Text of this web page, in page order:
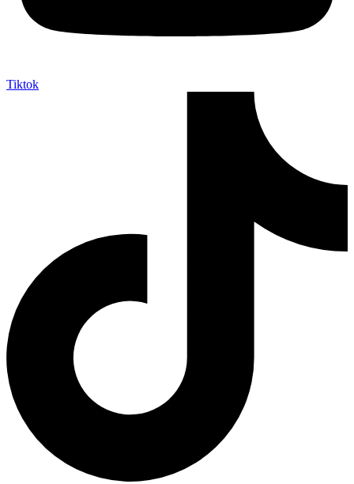
Tiktok